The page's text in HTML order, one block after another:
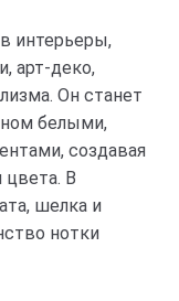
интерьеры,
арт-деко,
Он станет
белыми,
создавая
В
шелка и
нотки